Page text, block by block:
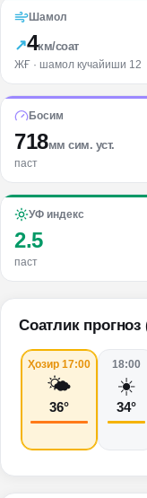
Шамол
↗4км/соат
ЖҒ · шамол кучайиши 12
Босим
718мм сим. уст.
паст
УФ индекс
2.5
паст
Соатлик прогноз
Ҳозир 17:00
🌤️
36°
18:00
☀️
34°